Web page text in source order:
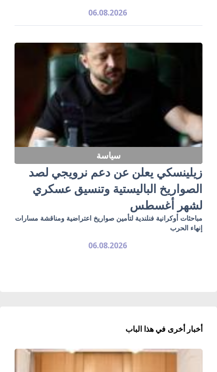
06.08.2026
سياسة
زيلينسكي يعلن عن دعم نرويجي لصد
الصواريخ الباليستية وتنسيق عسكري
لشهر أغسطس
مباحثات أوكرانية فنلندية لتأمين صواريخ اعتراضية ومناقشة مسارات
إنهاء الحرب
06.08.2026
أخبار أخرى في هذا الباب